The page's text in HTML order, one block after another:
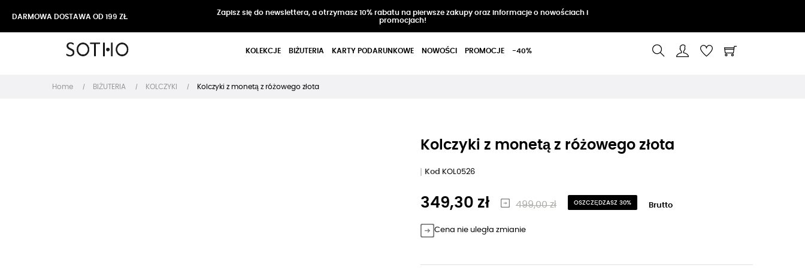
DARMOWA DOSTAWA OD 199 ZŁ
Zapisz się do newslettera, a otrzymasz 10% rabatu na pierwsze zakupy oraz informacje o nowościach i
promocjach!
KOLEKCJE BIŻUTERIA KARTY PODARUNKOWE NOWOŚCI PROMOCJE -40%
Home BIŻUTERIA KOLCZYKI Kolczyki z monetą z różowego złota
Kolczyki z monetą z różowego złota
Kod KOL0526
349,30 zł 499,00 zł OSZCZĘDZASZ 30% Brutto
Cena nie uległa zmianie